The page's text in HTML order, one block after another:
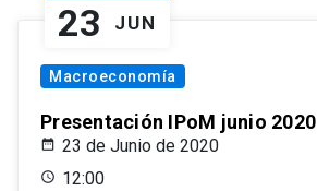
23 JUN
Macroeconomía
Presentación IPoM junio 2020
23 de Junio de 2020
12:00